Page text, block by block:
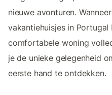
nieuwe avonturen.
vakantiehuisjes in
comfortabele woning
je de unieke gelegenheid
eerste hand te ontdekken.